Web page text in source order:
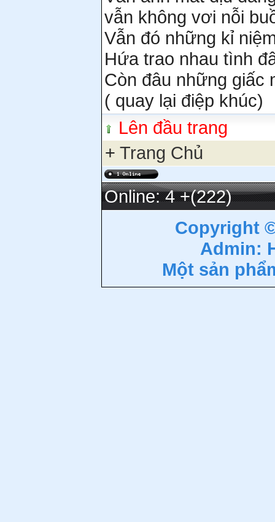
vẫn không vơi nỗi
Vẫn đó những kỉ
Hứa trao nhau tình
Còn đâu những giấc
( quay lại điệp khúc)
Lên đầu trang
+ Trang Chủ
Online: 4+(222)
Copyright
Admin:
Một sản